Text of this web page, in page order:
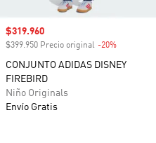
Precio de venta
$319.960
$399.950 Precio original -20%
CONJUNTO ADIDAS DISNEY
FIREBIRD
Niño Originals
Envío Gratis